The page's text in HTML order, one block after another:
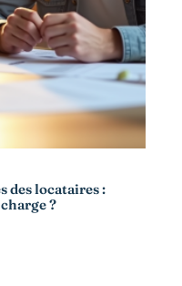
des locataires :
?